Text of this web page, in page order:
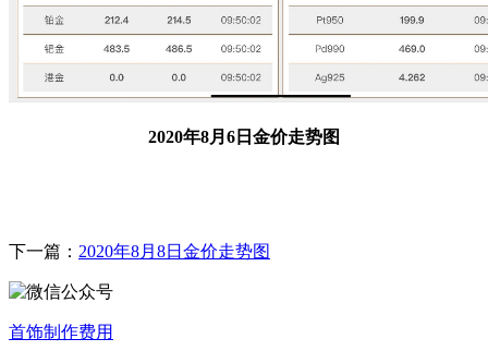
2020年8月6日金价走势图
下一篇： 2020年8月8日金价走势图
首饰制作费用